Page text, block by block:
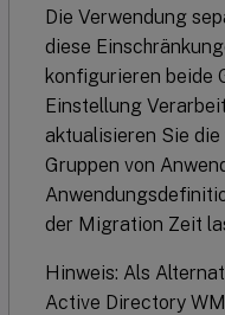
Die Verwendung
diese
konfigurieren beide
Einstellung
aktualisieren Sie
Gruppen von
der Migration Zeit
Hinweis: Als
Active Directory